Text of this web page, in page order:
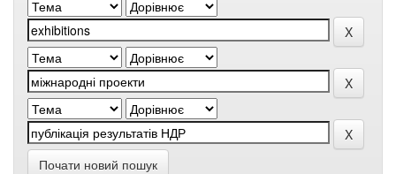
Почати новий пошук